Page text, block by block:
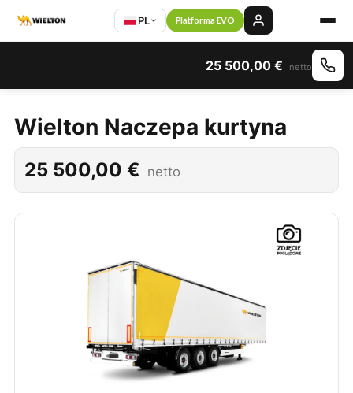
PL Platforma EVO
25 500,00 € netto
Wielton Naczepa kurtyna
25 500,00 € netto